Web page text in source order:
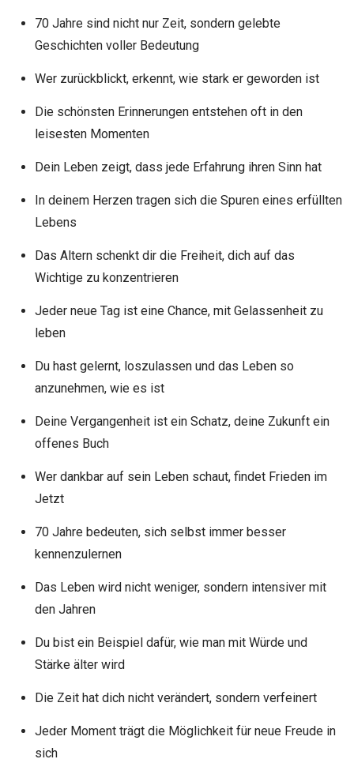
70 Jahre sind nicht nur Zeit, sondern gelebte
Geschichten voller Bedeutung
Wer zurückblickt, erkennt, wie stark er geworden ist
Die schönsten Erinnerungen entstehen oft in den
leisesten Momenten
Dein Leben zeigt, dass jede Erfahrung ihren Sinn hat
In deinem Herzen tragen sich die Spuren eines erfüllten
Lebens
Das Altern schenkt dir die Freiheit, dich auf das
Wichtige zu konzentrieren
Jeder neue Tag ist eine Chance, mit Gelassenheit zu
leben
Du hast gelernt, loszulassen und das Leben so
anzunehmen, wie es ist
Deine Vergangenheit ist ein Schatz, deine Zukunft ein
offenes Buch
Wer dankbar auf sein Leben schaut, findet Frieden im
Jetzt
70 Jahre bedeuten, sich selbst immer besser
kennenzulernen
Das Leben wird nicht weniger, sondern intensiver mit
den Jahren
Du bist ein Beispiel dafür, wie man mit Würde und
Stärke älter wird
Die Zeit hat dich nicht verändert, sondern verfeinert
Jeder Moment trägt die Möglichkeit für neue Freude in
sich